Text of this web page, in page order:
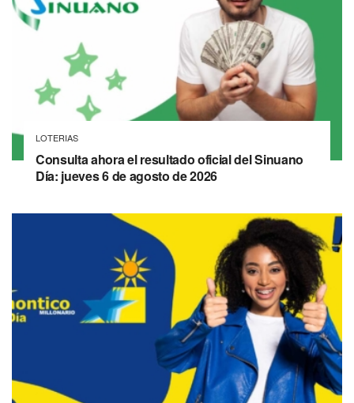
LOTERIAS
Consulta ahora el resultado oficial del Sinuano
Día: jueves 6 de agosto de 2026